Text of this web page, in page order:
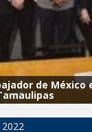
de México